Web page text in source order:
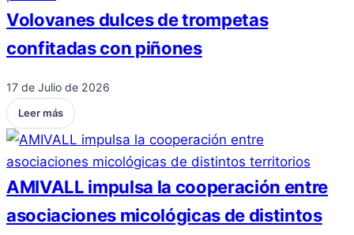
Volovanes dulces de trompetas
confitadas con piñones
17 de Julio de 2026
Leer más
AMIVALL impulsa la cooperación entre
asociaciones micológicas de distintos